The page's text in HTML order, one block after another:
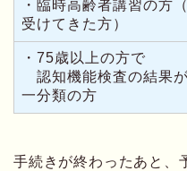
・臨時高齢者講習の方
受けてきた方）
・75歳以上の方で
認知機能検査の結果
一分類の方
手続きが終わったあと、